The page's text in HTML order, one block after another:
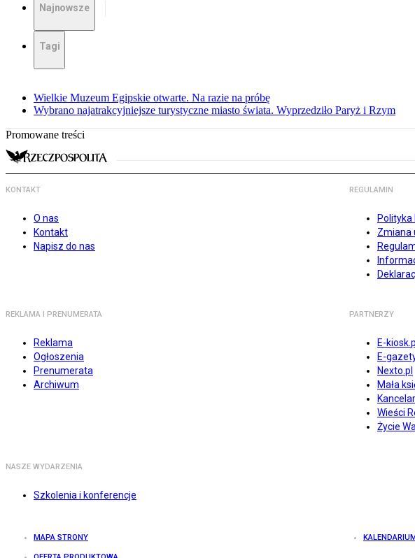
Najnowsze
Tagi
Wielkie Muzeum Egipskie otwarte. Na razie na próbę
Wybrano najatrakcyjniejsze turystyczne miasto świata. Wyprzedziło Paryż i Rzym
Promowane treści
KONTAKT
O nas
Kontakt
Napisz do nas
REGULAMIN
Zmiana
REKLAMA I PRENUMERATA
Reklama
Ogłoszenia
Prenumerata
Archiwum
PARTNERZY
E-kiosk.pl
E-
Nexto.pl
Mała
Wieści
Życie
NASZE WYDARZENIA
Szkolenia i konferencje
MAPA STRONY KALENDARIUM